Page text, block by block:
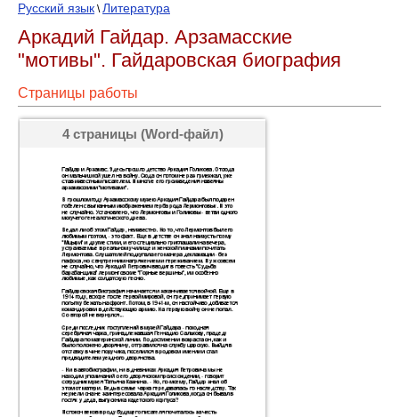
Русский язык \Литература
Аркадий Гайдар. Арзамасские
"мотивы". Гайдаровская биография
Страницы работы
4 страницы (Word-файл)